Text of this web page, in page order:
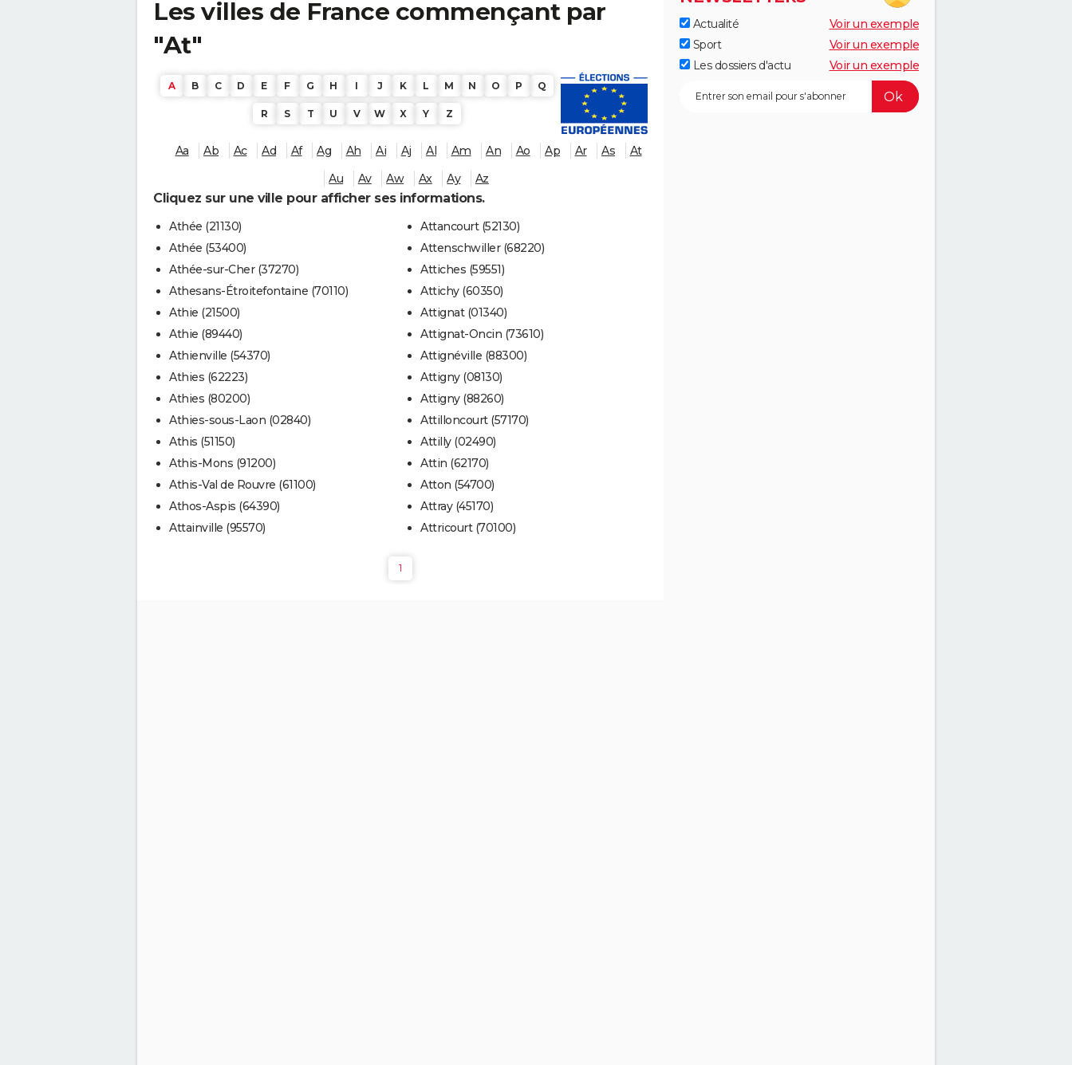
Les villes de France commençant par
"At"
A B C D E F G H I J K L M N O P Q
R S T U V W X Y Z
Aa Ab Ac Ad Af Ag Ah Ai Aj Al Am An Ao Ap Ar As
At
Au
Av Aw Ax Ay Az
Cliquez sur une ville pour afficher ses informations.
Athée (21130)
Athée (53400)
Athée-sur-Cher (37270)
Athesans-Étroitefontaine (70110)
Athie (21500)
Athie (89440)
Athienville (54370)
Athies (62223)
Athies (80200)
Athies-sous-Laon (02840)
Athis (51150)
Athis-Mons (91200)
Athis-Val de Rouvre (61100)
Athos-Aspis (64390)
Attainville (95570)
Attancourt (52130)
Attenschwiller (68220)
Attiches (59551)
Attichy (60350)
Attignat (01340)
Attignat-Oncin (73610)
Attignéville (88300)
Attigny (08130)
Attigny (88260)
Attilloncourt (57170)
Attilly (02490)
Attin (62170)
Atton (54700)
Attray (45170)
Attricourt (70100)
1
Actualité
Voir un exemple
Sport
Voir un exemple
Les dossiers d'actu
Voir un exemple